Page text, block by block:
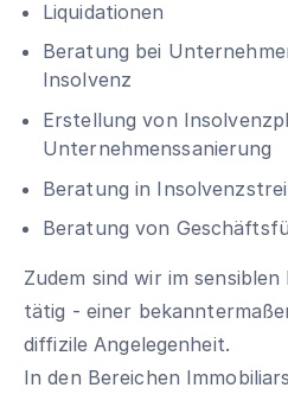
Liquidationen
Beratung bei
Insolvenz
Erstellung von
Unternehmenssanierung
Beratung in
Beratung von
Zudem sind wir im
tätig - einer
diffizile Angelegenheit.
In den Bereichen